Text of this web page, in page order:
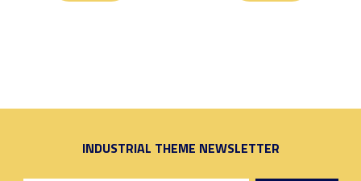
INDUSTRIAL THEME NEWSLETTER